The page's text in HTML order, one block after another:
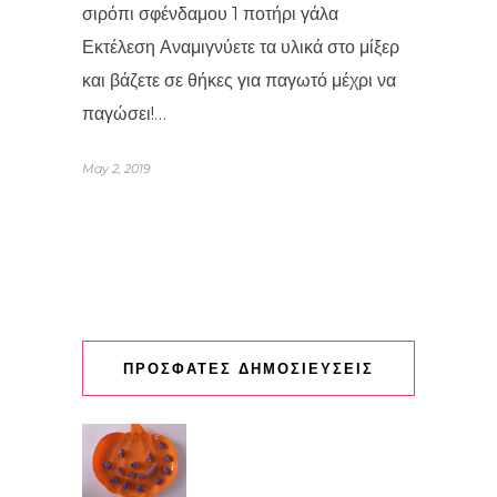
σιρόπι σφένδαμου 1 ποτήρι γάλα
Εκτέλεση Αναμιγνύετε τα υλικά στο μίξερ
και βάζετε σε θήκες για παγωτό μέχρι να
παγώσει!…
May 2, 2019
ΠΡΟΣΦΑΤΕΣ ΔΗΜΟΣΙΕΥΣΕΙΣ